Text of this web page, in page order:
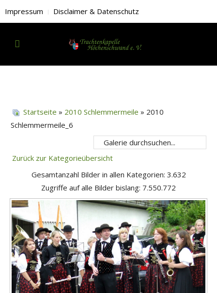
Impressum Disclaimer & Datenschutz
Startseite » 2010 Schlemmermeile » 2010
Schlemmermeile_6
Zurück zur Kategorieübersicht
Gesamtanzahl Bilder in allen Kategorien: 3.632
Zugriffe auf alle Bilder bislang: 7.550.772